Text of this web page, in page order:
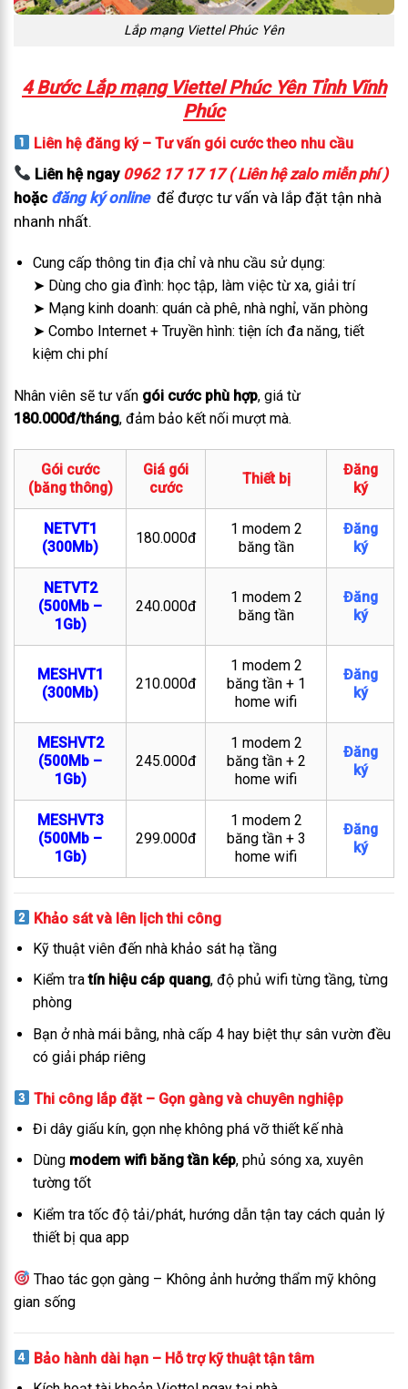
Lắp mạng Viettel Phúc Yên
4 Bước Lắp mạng Viettel Phúc Yên Tỉnh Vĩnh
Phúc
Liên hệ đăng ký – Tư vấn gói cước theo nhu cầu
Liên hệ ngay 0962 17 17 17 ( Liên hệ zalo miễn phí )
hoặc đăng ký online để được tư vấn và lắp đặt tận nhà
nhanh nhất.
Cung cấp thông tin địa chỉ và nhu cầu sử dụng:
➤ Dùng cho gia đình: học tập, làm việc từ xa, giải trí
➤ Mạng kinh doanh: quán cà phê, nhà nghỉ, văn phòng
➤ Combo Internet + Truyền hình: tiện ích đa năng, tiết
kiệm chi phí
Nhân viên sẽ tư vấn gói cước phù hợp, giá từ
180.000đ/tháng, đảm bảo kết nối mượt mà.
Gói cước
(băng thông)
Giá gói
cước
Thiết bị
Đăng
ký
NETVT1
(300Mb)
180.000đ
1 modem 2
băng tần
Đăng
ký
NETVT2
(500Mb –
1Gb)
240.000đ
1 modem 2
băng tần
Đăng
ký
MESHVT1
(300Mb)
210.000đ
1 modem 2
băng tần + 1
home wifi
Đăng
ký
MESHVT2
(500Mb –
1Gb)
245.000đ
1 modem 2
băng tần + 2
home wifi
Đăng
ký
MESHVT3
(500Mb –
1Gb)
299.000đ
1 modem 2
băng tần + 3
home wifi
Đăng
ký
Khảo sát và lên lịch thi công
Kỹ thuật viên đến nhà khảo sát hạ tầng
Kiểm tratín hiệu cáp quang, độ phủ wifi từng tầng, từng
phòng
Bạn ở nhà mái bằng, nhà cấp 4 hay biệt thự sân vườn đều
có giải pháp riêng
Thi công lắp đặt – Gọn gàng và chuyên nghiệp
Đi dây giấu kín, gọn nhẹ không phá vỡ thiết kế nhà
Dùng modem wifi băng tần kép, phủ sóng xa, xuyên
tường tốt
Kiểm tra tốc độ tải/phát, hướng dẫn tận tay cách quản lý
thiết bị qua app
Thao tác gọn gàng – Không ảnh hưởng thẩm mỹ không
gian sống
Bảo hành dài hạn – Hỗ trợ kỹ thuật tận tâm